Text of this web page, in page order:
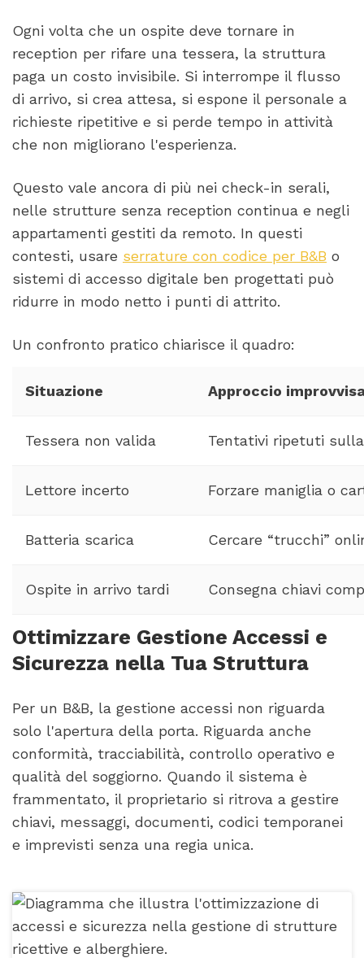
Ogni volta che un ospite deve tornare in
reception per rifare una tessera, la struttura
paga un costo invisibile. Si interrompe il flusso
di arrivo, si crea attesa, si espone il personale a
richieste ripetitive e si perde tempo in attività
che non migliorano l'esperienza.
Questo vale ancora di più nei check-in serali,
nelle strutture senza reception continua e negli
appartamenti gestiti da remoto. In questi
contesti, usare serrature con codice per B&B o
sistemi di accesso digitale ben progettati può
ridurre in modo netto i punti di attrito.
Un confronto pratico chiarisce il quadro:
Situazione Approccio
Tessera non valida Tentativi ripetuti
Lettore incerto Forzare maniglia o
Batteria scarica Cercare “trucchi”
Ospite in arrivo tardi Consegna chiavi
Ottimizzare Gestione Accessi e
Sicurezza nella Tua Struttura
Per un B&B, la gestione accessi non riguarda
solo l'apertura della porta. Riguarda anche
conformità, tracciabilità, controllo operativo e
qualità del soggiorno. Quando il sistema è
frammentato, il proprietario si ritrova a gestire
chiavi, messaggi, documenti, codici temporanei
e imprevisti senza una regia unica.